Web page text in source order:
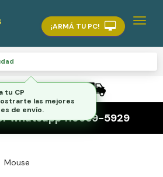
¡ARMÁ TU PC!
A TODO EL PAÍS
whatsapp 116559-5929
Mouse
tu CP
las mejores
de envío.